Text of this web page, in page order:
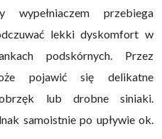
wypełniaczem przebiega
lekki dyskomfort w
podskórnych. Przez
pojawić się delikatne
obrzęk lub drobne siniaki.
samoistnie po upływie ok.